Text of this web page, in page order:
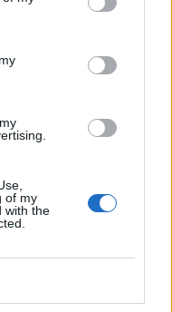
of my
with the
είναι ένα